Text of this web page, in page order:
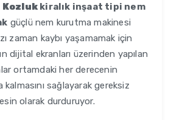
Kozluk kiralık inşaat tipi nem
güçlü nem kurutma makinesi
zaman kaybı yaşamamak için
dijital ekranları üzerinden yapılan
ortamdaki her derecenin
sağlayarak gereksiz
olarak durduruyor.